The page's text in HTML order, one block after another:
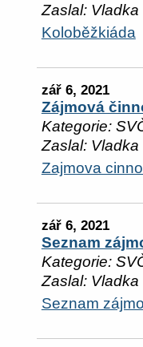
Zaslal: Vladka
Koloběžkiáda
zář 6, 2021
Zájmová
Kategorie:
Zaslal: Vladka
Zajmova
zář 6, 2021
Seznam
Kategorie:
Zaslal: Vladka
Seznam